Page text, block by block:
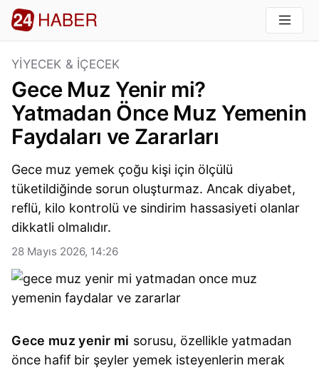
YIYECEK & İÇECEK
Gece Muz Yenir mi?
Yatmadan Önce Muz Yemenin
Faydaları ve Zararları
Gece muz yemek çoğu kişi için ölçülü
tüketildiğinde sorun oluşturmaz. Ancak diyabet,
reflü, kilo kontrolü ve sindirim hassasiyeti olanlar
dikkatli olmalıdır.
28 Mayıs 2026, 14:26
Gece muz yenir mi sorusu, özellikle yatmadan
önce hafif bir şeyler yemek isteyenlerin merak